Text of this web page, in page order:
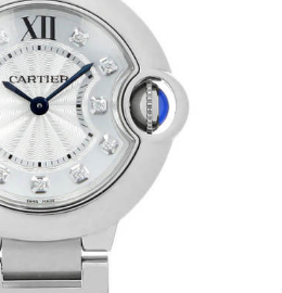
ロレックス
パテック
フィリップ
ウブロ